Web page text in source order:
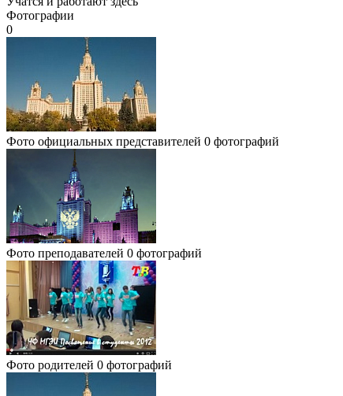
Фотографии
0
Фото официальных представителей 0 фотографий
Фото преподавателей 0 фотографий
Фото родителей 0 фотографий